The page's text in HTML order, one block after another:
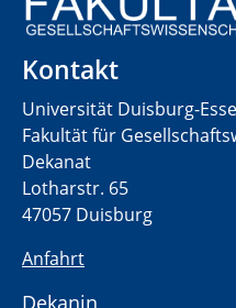
Kontakt
Universität Duisburg-
Fakultät für
Dekanat
Lotharstr. 65
47057 Duisburg
Anfahrt
Dekanin